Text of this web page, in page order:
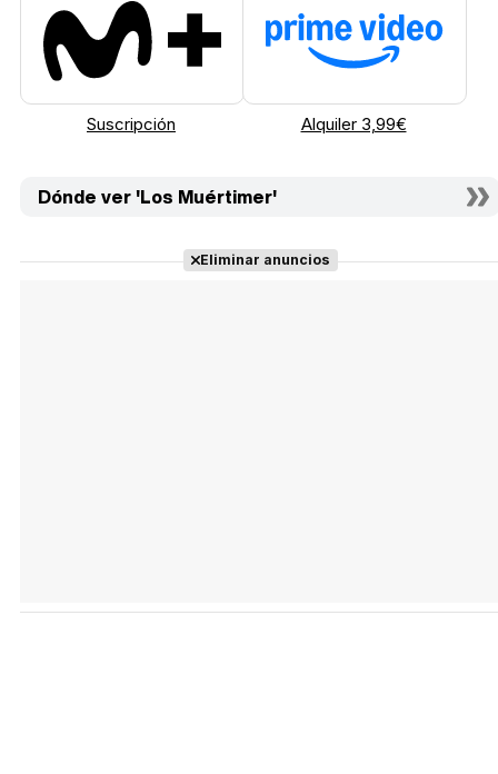
Suscripción Alquiler 3,99€
Dónde ver 'Los Muértimer'
Eliminar anuncios